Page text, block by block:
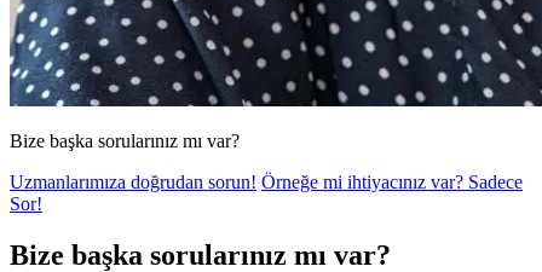
Bize başka sorularınız mı var?
Uzmanlarımıza doğrudan sorun! Örneğe mi ihtiyacınız var? Sadece
Sor!
Bize başka sorularınız mı var?